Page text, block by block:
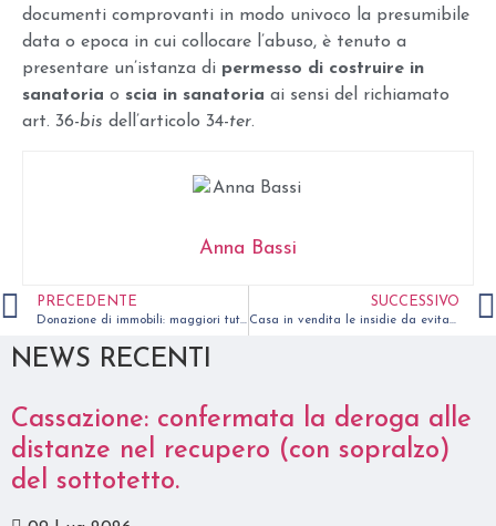
documenti comprovanti in modo univoco la presumibile
data o epoca in cui collocare l’abuso, è tenuto a
presentare un’istanza di permesso di costruire in
sanatoria o scia in sanatoria ai sensi del richiamato
art. 36-bis dell’articolo 34-ter.
Anna Bassi
PRECEDENTE
Donazione di immobili: maggiori tutele per gli acquirenti.
SUCCESSIVO
Casa in vendita le insidie da evitare
NEWS RECENTI
Cassazione: confermata la deroga alle
distanze nel recupero (con sopralzo)
del sottotetto.